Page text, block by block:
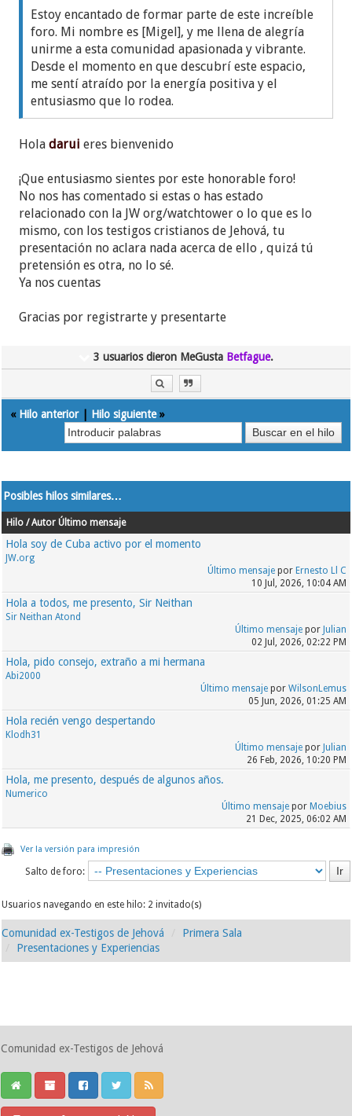
Estoy encantado de formar parte de este increíble
foro. Mi nombre es [Migel], y me llena de alegría
unirme a esta comunidad apasionada y vibrante.
Desde el momento en que descubrí este espacio,
me sentí atraído por la energía positiva y el
entusiasmo que lo rodea.
Holadarui eres bienvenido
¡Que entusiasmo sientes por este honorable foro!
No nos has comentado si estas o has estado
relacionado con la JW org/watchtower o lo que es lo
mismo, con los testigos cristianos de Jehová, tu
presentación no aclara nada acerca de ello , quizá tú
pretensión es otra, no lo sé.
Ya nos cuentas
Gracias por registrarte y presentarte
3 usuarios dieron MeGusta Betfague.
« Hilo anterior| Hilo siguiente»
Posibles hilos similares…
Hilo / Autor Último mensaje
Hola soy de Cuba activo por el momento
JW.org
Último mensajepor Ernesto Ll C
10 Jul, 2026, 10:04 AM
Hola a todos, me presento, Sir Neithan
Sir Neithan Atond
Último mensajepor Julian
02 Jul, 2026, 02:22 PM
Hola, pido consejo, extraño a mi hermana
Abi2000
Último mensajepor WilsonLemus
05 Jun, 2026, 01:25 AM
Hola recién vengo despertando
Klodh31
Último mensajepor Julian
26 Feb, 2026, 10:20 PM
Hola, me presento, después de algunos años.
Numerico
Último mensajepor Moebius
21 Dec, 2025, 06:02 AM
Ver la versión para impresión
Salto de foro:
Usuarios navegando en este hilo: 2 invitado(s)
Comunidad ex-Testigos de Jehová
Primera Sala
Presentaciones y Experiencias
Comunidad ex-Testigos de Jehová